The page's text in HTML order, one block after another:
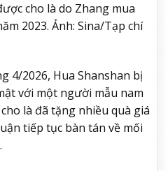
cho là do Zhang mua
2023. Ảnh: Sina/Tạp chí
4/2026, Hua Shanshan bị
với một người mẫu nam
là đã tặng nhiều quà giá
tiếp tục bàn tán về mối